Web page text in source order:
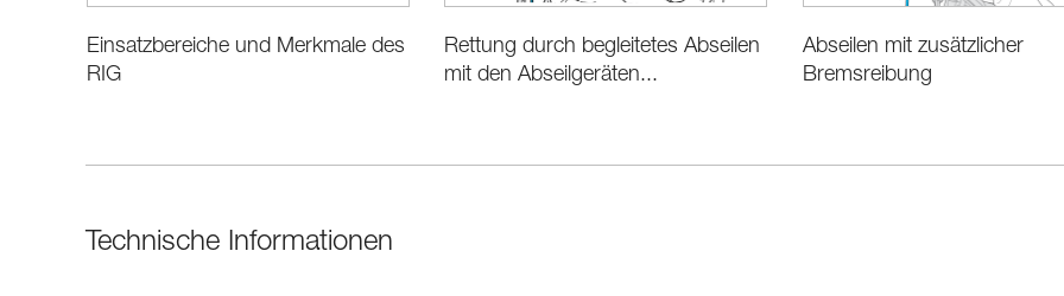
Einsatzbereiche und Merkmale des
RIG
Rettung durch begleitetes Abseilen
mit den Abseilgeräten...
Abseilen mit zusätzlicher
Bremsreibung
Technische Informationen